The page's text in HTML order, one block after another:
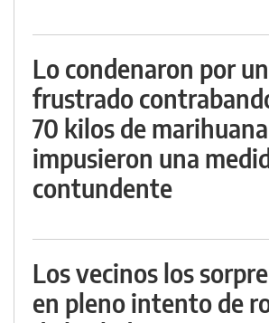
Lo condenaron por un
frustrado
70 kilos de
impusieron una
contundente
Los vecinos los
en pleno intento de